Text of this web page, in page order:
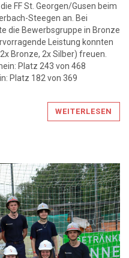
FF St. Georgen/Gusen beim
Steegen an. Bei
die Bewerbsgruppe in Bronze
Leistung konnten
Bronze, 2x Silber) freuen.
Platz 243 von 468
Platz 182 von 369
WEITERLESEN